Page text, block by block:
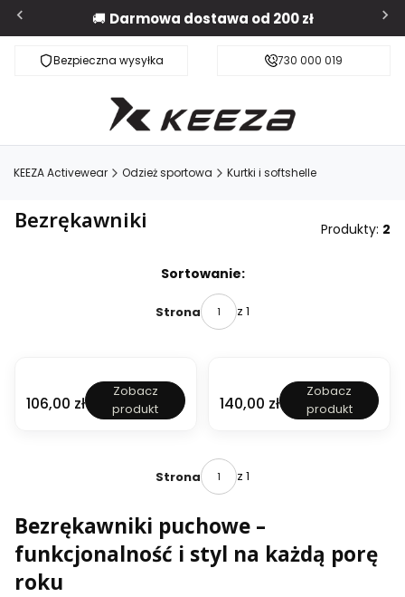
🚚 Darmowa dostawa od 200 zł
Bezpieczna wysyłka Darmowa dostawa od 200 zł
730 000 019
KEEZA Activewear Odzież sportowa Kurtki i softshelle
Bezrękawniki Produkty: 2
Sortowanie:
Strona z 1
e
z
i
k
p
c
Cena
106,00 zł
Zobacz
produkt
e
z
k
w
i
k
p
Cena
140,00 zł
Zobacz
produkt
Strona z 1
Bezrękawniki puchowe –
funkcjonalność i styl na każdą porę
roku